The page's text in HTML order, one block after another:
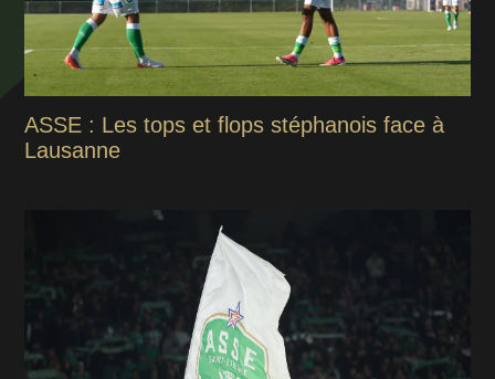
ASSE : Les tops et flops stéphanois face à
Lausanne